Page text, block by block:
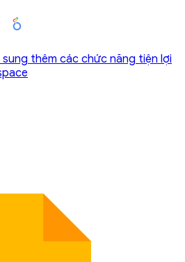
thêm các chức năng tiện lợi